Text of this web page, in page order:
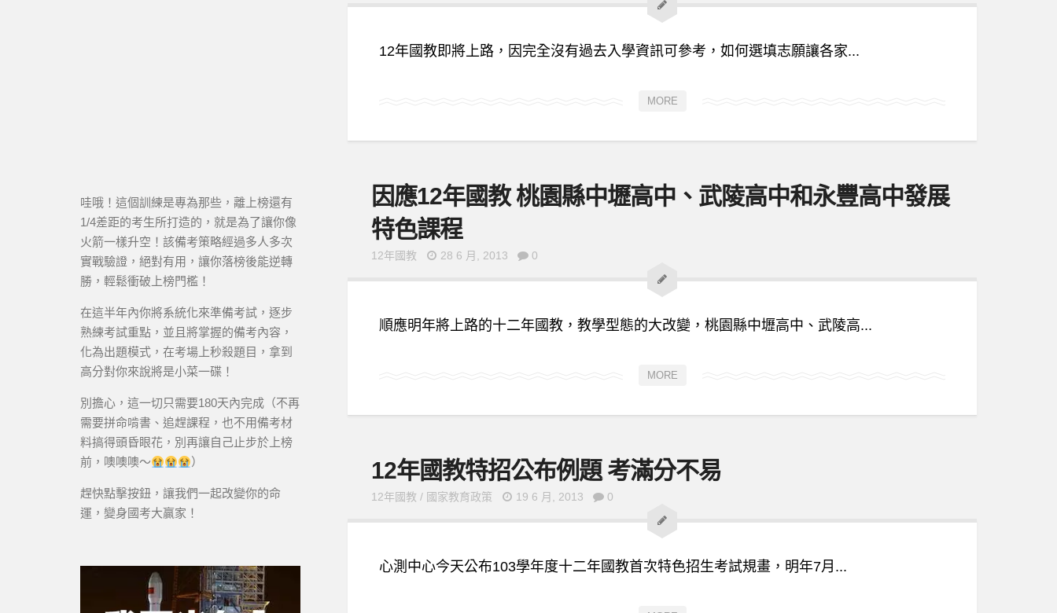
12年國教即將上路，因完全沒有過去入學資訊可參考，如何選填志願讓各家...
MORE
因應12年國教 桃園縣中壢高中、武陵高中和永豐高中發展
特色課程
12年國教 28 6 月, 2013 0
順應明年將上路的十二年國教，教學型態的大改變，桃園縣中壢高中、武陵高...
MORE
12年國教特招公布例題 考滿分不易
12年國教 / 國家教育政策 19 6 月, 2013 0
心測中心今天公布103學年度十二年國教首次特色招生考試規畫，明年7月...
哇哦！這個訓練是專為那些，離上榜還有
1/4差距的考生所打造的，就是為了讓你像
火箭一樣升空！該備考策略經過多人多次
實戰驗證，絕對有用，讓你落榜後能逆轉
勝，輕鬆衝破上榜門檻！
在這半年內你將系統化來準備考試，逐步
熟練考試重點，並且將掌握的備考內容，
化為出題模式，在考場上秒殺題目，拿到
高分對你來說將是小菜一碟！
別擔心，這一切只需要180天內完成（不再
需要拼命啃書、追趕課程，也不用備考材
料搞得頭昏眼花，別再讓自己止步於上榜
前，噢噢噢～
）
趕快點擊按鈕，讓我們一起改變你的命
運，變身國考大贏家！